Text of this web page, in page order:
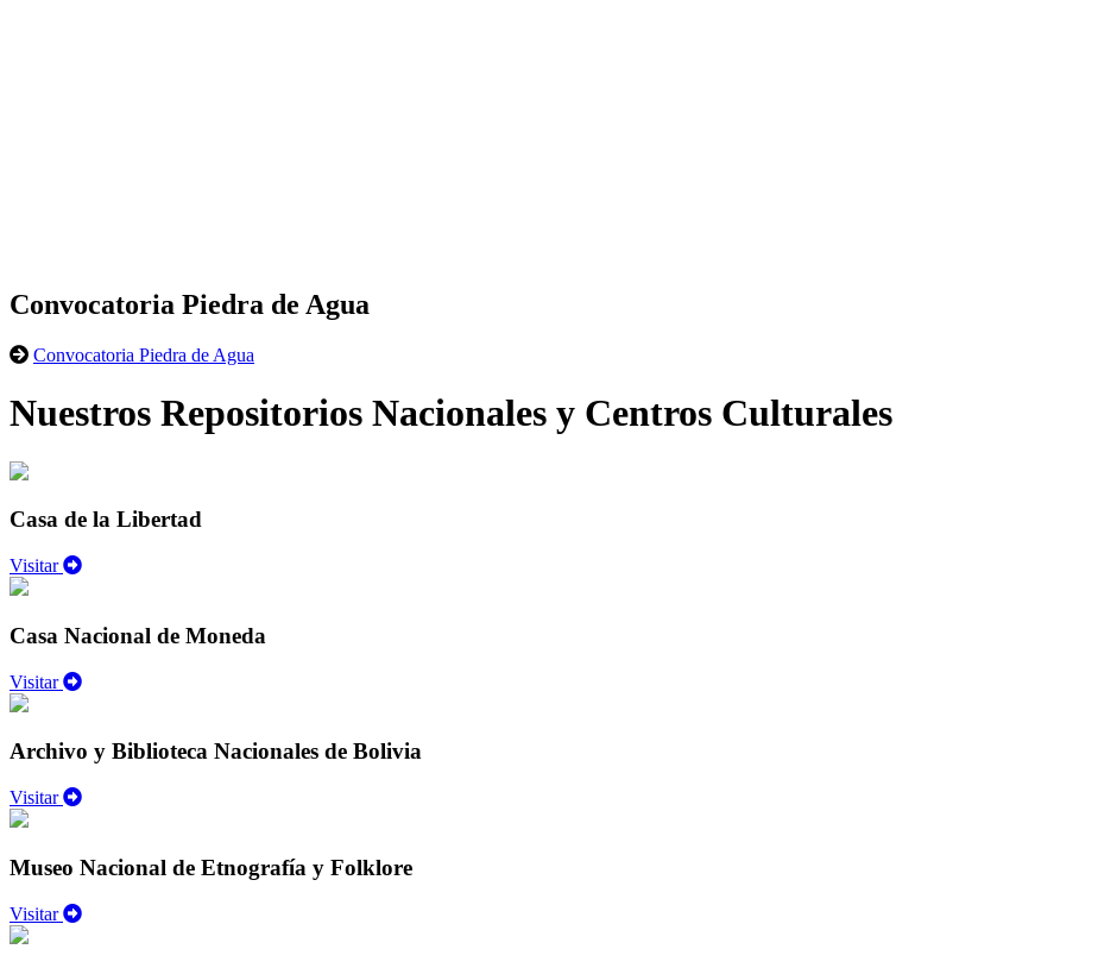
Convocatoria Piedra de Agua
Convocatoria Piedra de Agua
Nuestros Repositorios Nacionales y Centros Culturales
Casa de la Libertad
Visitar
Casa Nacional de Moneda
Visitar
Archivo y Biblioteca Nacionales de Bolivia
Visitar
Museo Nacional de Etnografía y Folklore
Visitar